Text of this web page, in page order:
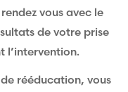
vous avec le
de votre prise
l’intervention.
rééducation, vous